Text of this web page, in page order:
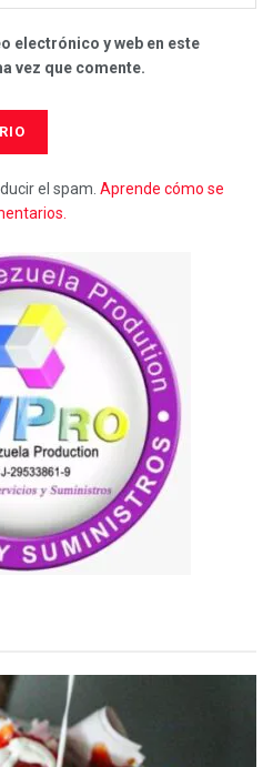
electrónico y web en este
vez que comente.
el spam. Aprende cómo se